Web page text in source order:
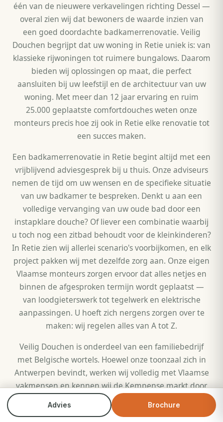
Advies Brochure
één van de nieuwere verkavelingen richting Dessel —
overal zien wij dat bewoners de waarde inzien van
een goed doordachte badkamerrenovatie. Veilig
Douchen begrijpt dat uw woning in Retie uniek is: van
klassieke rijwoningen tot ruimere bungalows. Daarom
bieden wij oplossingen op maat, die perfect
aansluiten bij uw leefstijl en de architectuur van uw
woning. Met meer dan 12 jaar ervaring en ruim
25.000 geplaatste comfortdouches weten onze
monteurs precis hoe zij ook in Retie elke renovatie tot
een succes maken.
Een badkamerrenovatie in Retie begint altijd met een
vrijblijvend adviesgesprek bij u thuis. Onze adviseurs
nemen de tijd om uw wensen en de specifieke situatie
van uw badkamer te bespreken. Denkt u aan een
volledige vervanging van uw oude bad door een
instapklare douche? Of liever een combinatie waarbij
u toch nog een zitbad behoudt voor de kleinkinderen?
In Retie zien wij allerlei scenario's voorbijkomen, en elk
project pakken wij met dezelfde zorg aan. Onze eigen
Vlaamse monteurs zorgen ervoor dat alles netjes en
binnen de afgesproken termijn wordt geplaatst —
van loodgieterswerk tot tegelwerk en elektrische
aanpassingen. U hoeft zich nergens zorgen over te
maken: wij regelen alles van A tot Z.
Veilig Douchen is onderdeel van een familiebedrijf
met Belgische wortels. Hoewel onze toonzaal zich in
Antwerpen bevindt, werken wij volledig met Vlaamse
vakmensen en kennen wij de Kempense markt door
en door. In Retie leveren wij kwaliteit die blijft: antislip
vloeren, stevige beugels, ruime douchedeuren en
Bel direct Brochure